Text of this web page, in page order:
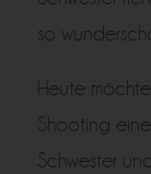
so
Heute
Shooting
Schwester